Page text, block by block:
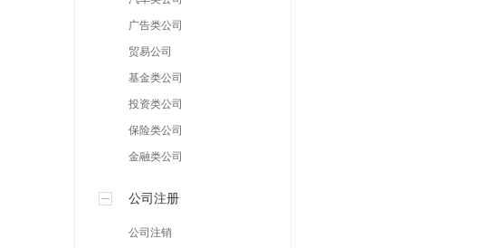
广告类公司
贸易公司
基金类公司
投资类公司
保险类公司
金融类公司
公司注册
公司注销